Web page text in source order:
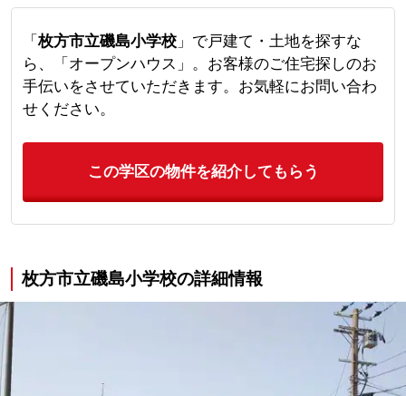
「枚方市立磯島小学校」で戸建て・土地を探すな
ら、「オープンハウス」。お客様のご住宅探しのお
手伝いをさせていただきます。お気軽にお問い合わ
せください。
この学区の物件を紹介してもらう
枚方市立磯島小学校の詳細情報